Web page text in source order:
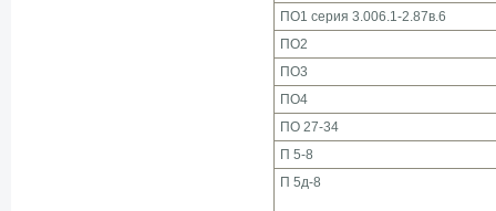
ПО1 серия 3.006.1-2.87в.6
ПО2
ПО3
ПО4
ПО 27-34
П 5-8
П 5д-8